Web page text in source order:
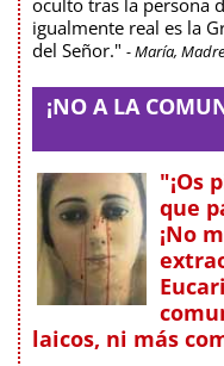
oculto tras la persona
igualmente real es la
del Señor." - María,
¡NO A LA
"¡Os
que
¡No
laicos, ni más